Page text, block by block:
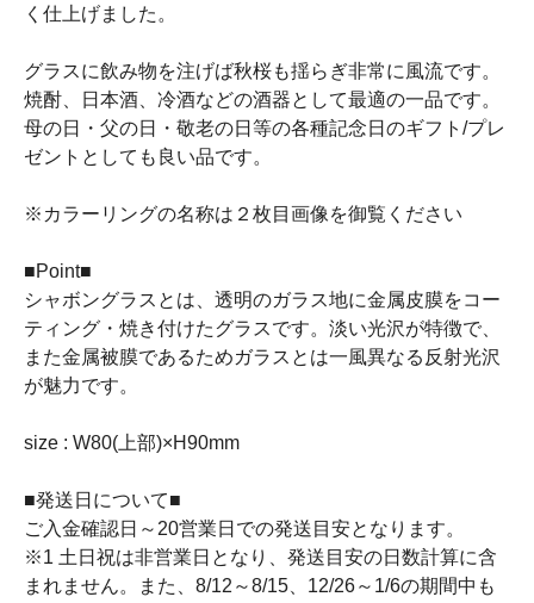
く仕上げました。
グラスに飲み物を注げば秋桜も揺らぎ非常に風流です。
焼酎、日本酒、冷酒などの酒器として最適の一品です。
母の日・父の日・敬老の日等の各種記念日のギフト/プレ
ゼントとしても良い品です。
※カラーリングの名称は２枚目画像を御覧ください
■Point■
シャボングラスとは、透明のガラス地に金属皮膜をコー
ティング・焼き付けたグラスです。淡い光沢が特徴で、
また金属被膜であるためガラスとは一風異なる反射光沢
が魅力です。
size : W80(上部)×H90mm
■発送日について■
ご入金確認日～20営業日での発送目安となります。
※1 土日祝は非営業日となり、発送目安の日数計算に含
まれません。また、8/12～8/15、12/26～1/6の期間中も